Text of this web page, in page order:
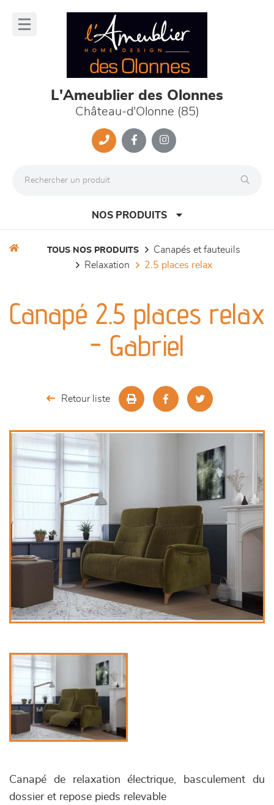
L'Ameublier des Olonnes
Château-d'Olonne (85)
NOS PRODUITS
séjours
meubles de complément
décoration
TOUS NOS PRODUITS
canapés et fauteuils
relaxation
2.5 places relax
Canapé 2.5 places relax
- Gabriel
Retour liste
Canapé de relaxation électrique, basculement du
dossier et repose pieds relevable